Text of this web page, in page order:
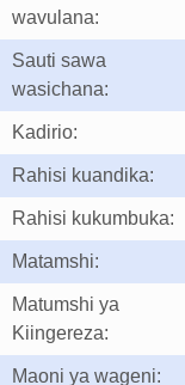
wavulana:
Sauti sawa
wasichana:
Kadirio:
Rahisi kuandika:
Rahisi kukumbuka:
Matamshi:
Matumshi ya
Kiingereza:
Maoni ya wageni: